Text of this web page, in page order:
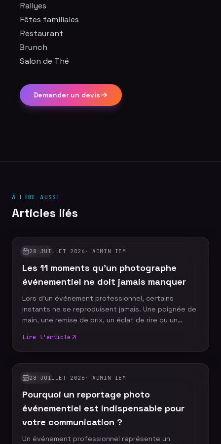
Rallyes
Fêtes familiales
Restaurant
Brunch
Salon de Thé
Demander un devis
À LIRE AUSSI
Articles liés
GUIDES
28 JUILLET 2026 ·ADMIN IEM
Les 11 moments qu'un photographe
événementiel ne doit jamais manquer
Lors d'un événement professionnel, certains
instants ne se reproduisent jamais. Une poignée de
main, une remise de prix, un éclat de rire ou un
emblématiques de votre communication. Un
photographe événementiel expérimenté sait
anticiper ces moments décisifs afin de raconter
votre événement à travers un reportage photo
moments incontournables qu'aucun reportage
photo ne devrait manquer.
Lire l'article
GUIDES
28 JUILLET 2026 ·ADMIN IEM
Pourquoi un reportage photo
événementiel est indispensable pour
votre communication ?
Un événement professionnel représente un